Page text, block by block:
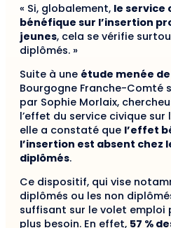
« Si, globalement, le service
bénéfique sur l’insertion
jeunes, cela se vérifie
diplômés. »
Suite à une étude menée de
Bourgogne Franche-Comté
par Sophie Morlaix,
l’effet du service civique sur
elle a constaté que l’effet
l’insertion est absent chez
diplômés.
Ce dispositif, qui vise
diplômés ou les non
suffisant sur le volet emploi
plus besoin. En effet, 57 %